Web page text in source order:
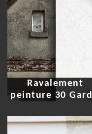
Ravalement
peinture 30 Gard